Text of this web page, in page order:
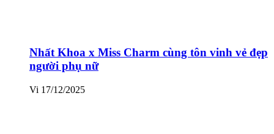
Nhất Khoa x Miss Charm cùng tôn vinh vẻ đẹp
người phụ nữ
Vi 17/12/2025